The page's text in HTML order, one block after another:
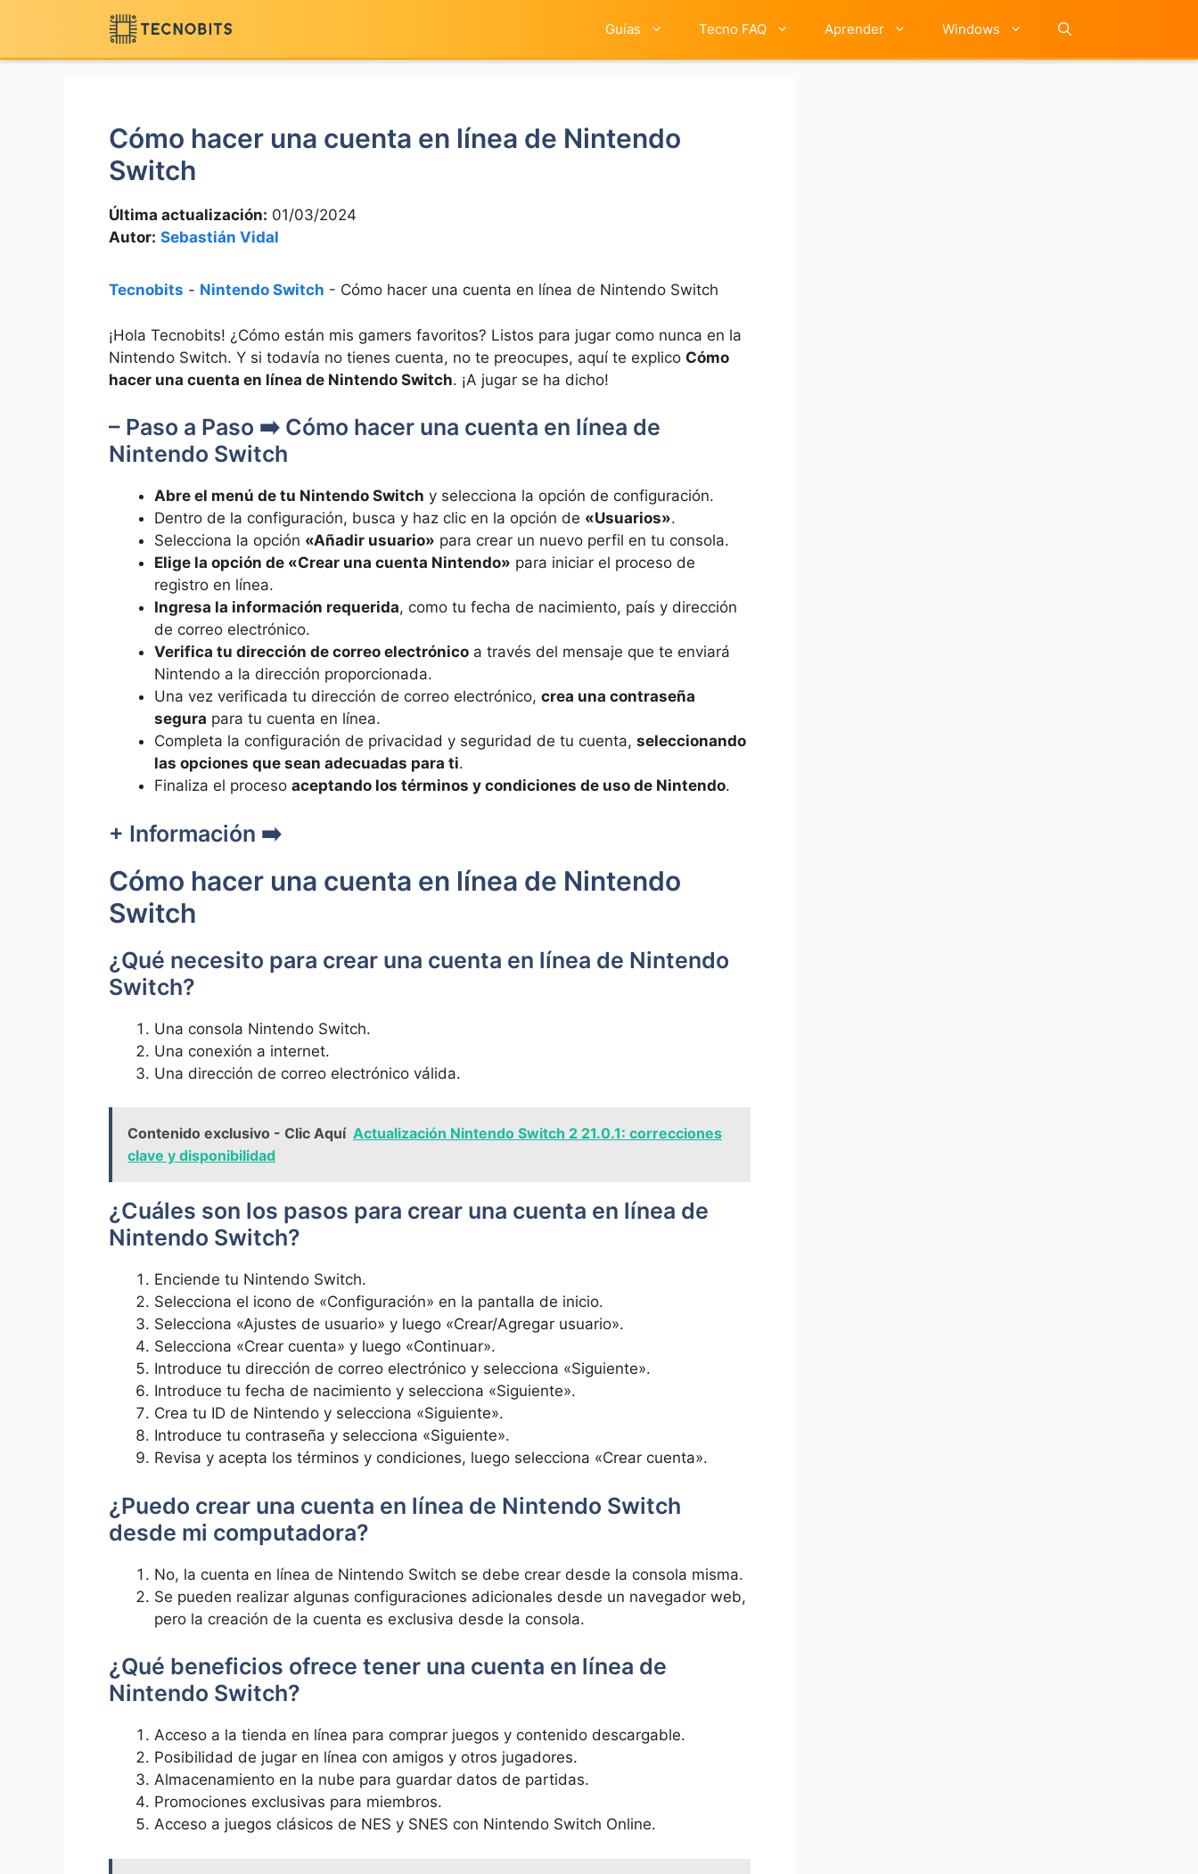
contenido
Guías Tecno FAQ Aprender Windows
Cómo hacer una cuenta en línea de Nintendo
Switch
Última actualización: 01/03/2024
Autor: Sebastián Vidal
Tecnobits - Nintendo Switch - Cómo hacer una cuenta en línea de Nintendo Switch
¡Hola Tecnobits! ¿Cómo están mis gamers favoritos? Listos para jugar como nunca en la
Nintendo Switch. Y si todavía no tienes cuenta, no te preocupes, aquí te explico Cómo
hacer una cuenta en línea de Nintendo Switch. ¡A jugar se ha dicho!
– Paso a Paso ➡️ Cómo hacer una cuenta en línea de
Nintendo Switch
Abre el menú de tu Nintendo Switch y selecciona la opción de configuración.
Dentro de la configuración, busca y haz clic en la opción de «Usuarios».
Selecciona la opción «Añadir usuario» para crear un nuevo perfil en tu consola.
Elige la opción de «Crear una cuenta Nintendo» para iniciar el proceso de
registro en línea.
Ingresa la información requerida, como tu fecha de nacimiento, país y dirección
de correo electrónico.
Verifica tu dirección de correo electrónico a través del mensaje que te enviará
Nintendo a la dirección proporcionada.
Una vez verificada tu dirección de correo electrónico, crea una contraseña
segura para tu cuenta en línea.
Completa la configuración de privacidad y seguridad de tu cuenta, seleccionando
las opciones que sean adecuadas para ti.
Finaliza el proceso aceptando los términos y condiciones de uso de Nintendo.
+ Información ➡️
Cómo hacer una cuenta en línea de Nintendo
Switch
¿Qué necesito para crear una cuenta en línea de Nintendo
Switch?
Una consola Nintendo Switch.
Una conexión a internet.
Una dirección de correo electrónico válida.
Contenido exclusivo - Clic Aquí Actualización Nintendo Switch 2 21.0.1: correcciones
clave y disponibilidad
¿Cuáles son los pasos para crear una cuenta en línea de
Nintendo Switch?
Enciende tu Nintendo Switch.
Selecciona el icono de «Configuración» en la pantalla de inicio.
Selecciona «Ajustes de usuario» y luego «Crear/Agregar usuario».
Selecciona «Crear cuenta» y luego «Continuar».
Introduce tu dirección de correo electrónico y selecciona «Siguiente».
Introduce tu fecha de nacimiento y selecciona «Siguiente».
Crea tu ID de Nintendo y selecciona «Siguiente».
Introduce tu contraseña y selecciona «Siguiente».
Revisa y acepta los términos y condiciones, luego selecciona «Crear cuenta».
¿Puedo crear una cuenta en línea de Nintendo Switch
desde mi computadora?
No, la cuenta en línea de Nintendo Switch se debe crear desde la consola misma.
Se pueden realizar algunas configuraciones adicionales desde un navegador web,
pero la creación de la cuenta es exclusiva desde la consola.
¿Qué beneficios ofrece tener una cuenta en línea de
Nintendo Switch?
Acceso a la tienda en línea para comprar juegos y contenido descargable.
Posibilidad de jugar en línea con amigos y otros jugadores.
Almacenamiento en la nube para guardar datos de partidas.
Promociones exclusivas para miembros.
Acceso a juegos clásicos de NES y SNES con Nintendo Switch Online.